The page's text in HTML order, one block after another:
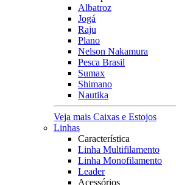
Albatroz
Jogá
Raju
Plano
Nelson Nakamura
Pesca Brasil
Sumax
Shimano
Nautika
Veja mais Caixas e Estojos
Linhas
Característica
Linha Multifilamento
Linha Monofilamento
Leader
Acessórios